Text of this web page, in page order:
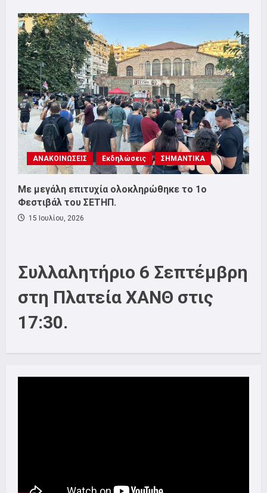
ΑΝΑΚΟΙΝΩΣΕΙΣ Εκδηλώσεις ΣΗΜΑΝΤΙΚΑ
Με μεγάλη επιτυχία ολοκληρώθηκε το 1ο
Φεστιβάλ του ΣΕΤΗΠ.
15 Ιουλίου, 2026
Συλλαλητήριο 6 Σεπτέμβρη
στη Πλατεία ΧΑΝΘ στις
17:30.